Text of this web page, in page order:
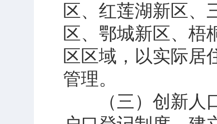
区、红莲湖新区、
区、鄂城新区、梧
区区域，以实际居
管理。
（三）创新人口